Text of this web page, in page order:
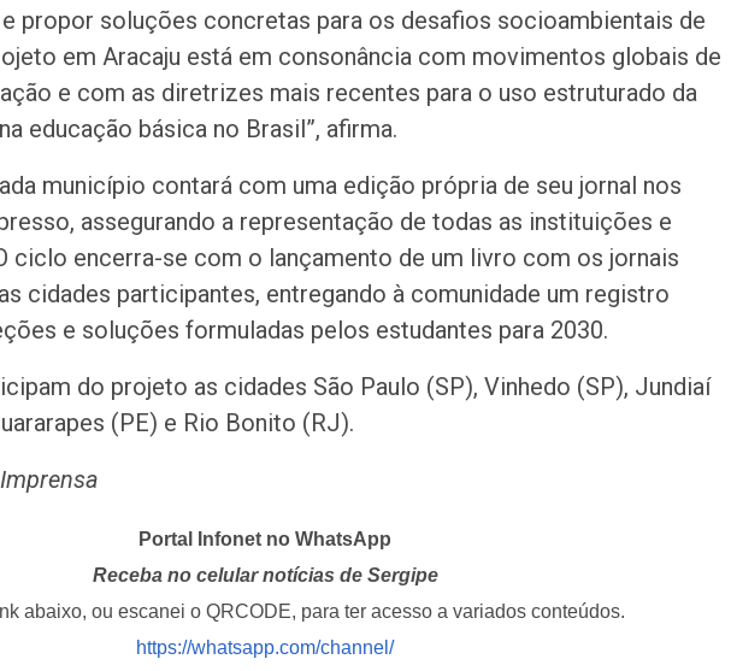
propor soluções concretas para os desafios socioambientais de
em Aracaju está em consonância com movimentos globais de
e com as diretrizes mais recentes para o uso estruturado da
educação básica no Brasil”, afirma.
município contará com uma edição própria de seu jornal nos
assegurando a representação de todas as instituições e
ciclo encerra-se com o lançamento de um livro com os jornais
cidades participantes, entregando à comunidade um registro
e soluções formuladas pelos estudantes para 2030.
do projeto as cidades São Paulo (SP), Vinhedo (SP), Jundiaí
(PE) e Rio Bonito (RJ).
Portal Infonet no WhatsApp
Receba no celular notícias de Sergipe
abaixo, ou escanei o QRCODE, para ter acesso a variados conteúdos.
https://whatsapp.com/channel/